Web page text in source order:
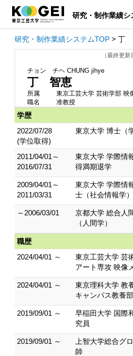
研究・制作業績シ
研究・制作業績システムTOP > 丁
（最終更
チョン チヘ CHUNG jihye
丁 智恵
所属
東京工芸大学 芸術学部 映
職名
准教授
学歴
2022/07/28
(学位取得)
東京大学 博士（
2011/04/01～
2016/07/31
東京大学 学際情
得満期退学
2009/04/01～
2011/03/31
東京大学 学際情
士（社会情報学）
～2006/03/01
京都大学 総合人
（人間学）
職歴
2024/04/01 ～
東京工芸大学 芸
アート専攻 映像
2024/04/01 ～
東京理科大学 教
キャンパス教養
2019/09/01 ～
早稲田大学 国際
究員
2019/09/01 ～
上智大学総合グ
師